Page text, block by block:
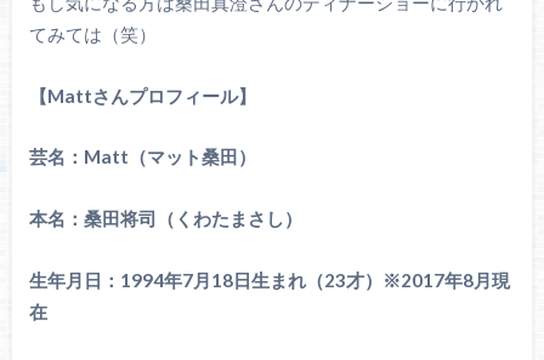
てみては（笑）
【Mattさんプロフィール】
芸名：Matt（マット桑田）
本名：桑田将司（くわたまさし）
生年月日：1994年7月18日生まれ（23才）※2017年8月現
在